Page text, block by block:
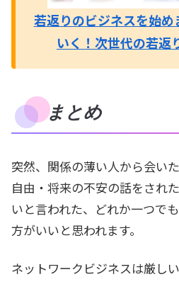
若返りのビジネスを始め
いく！次世代の若返
まとめ
突然、関係の薄い人から会い
自由・将来の不安の話をされ
いと言われた、どれか一つで
方がいいと思われます。
ネットワークビジネスは厳し